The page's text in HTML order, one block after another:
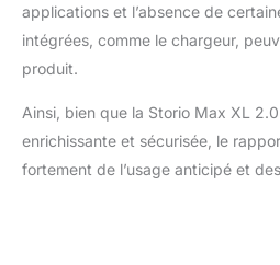
applications et l’absence de
intégrées, comme le chargeur,
produit.
Ainsi, bien que la Storio Max XL
enrichissante et sécurisée, le
fortement de l’usage anticipé et